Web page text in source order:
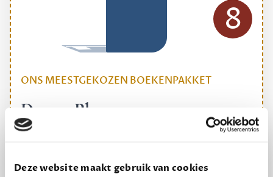
Deze website maakt gebruik van cookies
ONS MEESTGEKOZEN BOEKENPAKKET
Dewey Plus
Een originele manier om je reading challenge te
12,50 per maand, incl. verzending
8